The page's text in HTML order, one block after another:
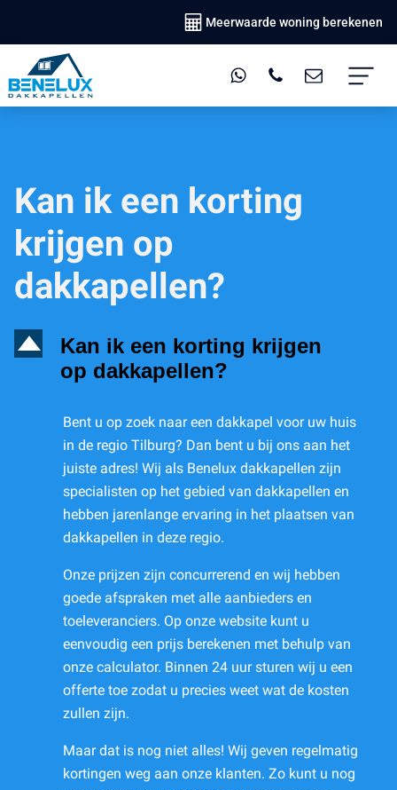
Meerwaarde woning berekenen
Kan ik een korting
krijgen op
dakkapellen?
D
Kan ik een korting krijgen
op dakkapellen?
Bent u op zoek naar een dakkapel voor uw huis
in de regio Tilburg? Dan bent u bij ons aan het
juiste adres! Wij als Benelux dakkapellen zijn
specialisten op het gebied van dakkapellen en
hebben jarenlange ervaring in het plaatsen van
dakkapellen in deze regio.
Onze prijzen zijn concurrerend en wij hebben
goede afspraken met alle aanbieders en
toeleveranciers. Op onze website kunt u
eenvoudig een prijs berekenen met behulp van
onze calculator. Binnen 24 uur sturen wij u een
offerte toe zodat u precies weet wat de kosten
zullen zijn.
Maar dat is nog niet alles! Wij geven regelmatig
kortingen weg aan onze klanten. Zo kunt u nog